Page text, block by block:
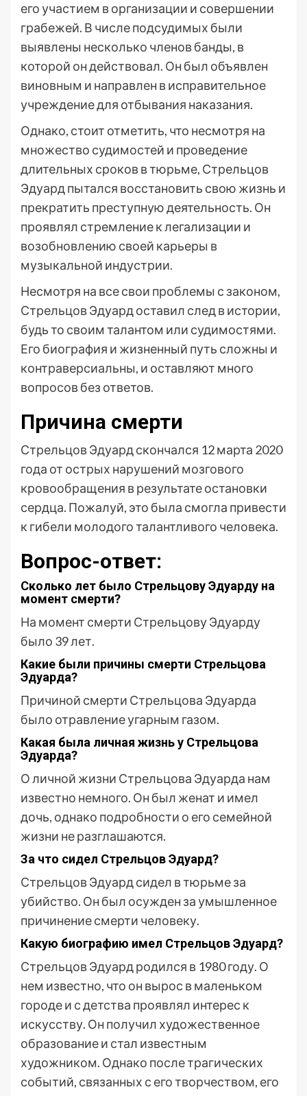
его участием в организации и совершении
грабежей. В числе подсудимых были
выявлены несколько членов банды, в
которой он действовал. Он был объявлен
виновным и направлен в исправительное
учреждение для отбывания наказания.
Однако, стоит отметить, что несмотря на
множество судимостей и проведение
длительных сроков в тюрьме, Стрельцов
Эдуард пытался восстановить свою жизнь и
прекратить преступную деятельность. Он
проявлял стремление к легализации и
возобновлению своей карьеры в
музыкальной индустрии.
Несмотря на все свои проблемы с законом,
Стрельцов Эдуард оставил след в истории,
будь то своим талантом или судимостями.
Его биография и жизненный путь сложны и
контраверсиальны, и оставляют много
вопросов без ответов.
Причина смерти
Стрельцов Эдуард скончался 12 марта 2020
года от острых нарушений мозгового
кровообращения в результате остановки
сердца. Пожалуй, это была смогла привести
к гибели молодого талантливого человека.
Вопрос-ответ:
Сколько лет было Стрельцову Эдуарду на
момент смерти?
На момент смерти Стрельцову Эдуарду
было 39 лет.
Какие были причины смерти Стрельцова
Эдуарда?
Причиной смерти Стрельцова Эдуарда
было отравление угарным газом.
Какая была личная жизнь у Стрельцова
Эдуарда?
О личной жизни Стрельцова Эдуарда нам
известно немного. Он был женат и имел
дочь, однако подробности о его семейной
жизни не разглашаются.
За что сидел Стрельцов Эдуард?
Стрельцов Эдуард сидел в тюрьме за
убийство. Он был осужден за умышленное
причинение смерти человеку.
Какую биографию имел Стрельцов Эдуард?
Стрельцов Эдуард родился в 1980 году. О
нем известно, что он вырос в маленьком
городе и с детства проявлял интерес к
искусству. Он получил художественное
образование и стал известным
художником. Однако после трагических
событий, связанных с его творчеством, его